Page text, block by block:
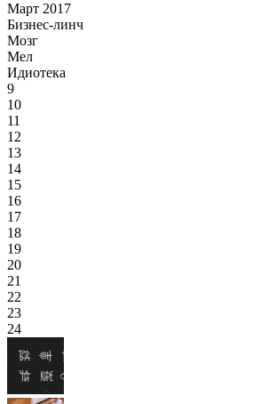
Март 2017
Бизнес-линч
Мозг
Мел
Идиотека
9
10
11
12
13
14
15
16
17
18
19
20
21
22
23
24